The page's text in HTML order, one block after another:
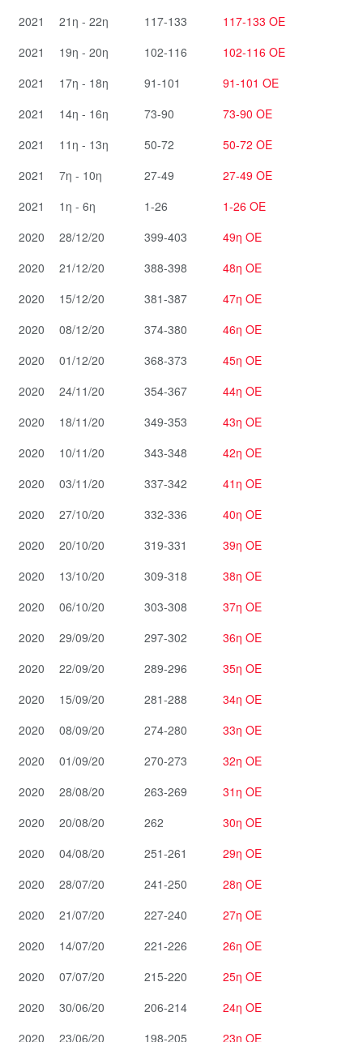
2021
21η - 22η 117-133
117-133 ΟΕ
2021
19η - 20η 102-116
102-116 ΟΕ
2021
17η - 18η 91-101
91-101 ΟΕ
2021
14η - 16η 73-90
73-90 ΟΕ
2021
11η - 13η 50-72
50-72 ΟΕ
2021
7η - 10η 27-49
27-49 ΟΕ
2021
1η - 6η 1-26
1-26 ΟΕ
2020
28/12/20 399-403
49η ΟΕ
2020
21/12/20 388-398
48η ΟΕ
2020
15/12/20 381-387
47η ΟΕ
2020
08/12/20 374-380
46η ΟΕ
2020
01/12/20 368-373
45η ΟΕ
2020
24/11/20 354-367
44η ΟΕ
2020
18/11/20 349-353
43η ΟΕ
2020
10/11/20 343-348
42η ΟΕ
2020
03/11/20 337-342
41η ΟΕ
2020
27/10/20 332-336
40η ΟΕ
2020
20/10/20 319-331
39η ΟΕ
2020
13/10/20 309-318
38η ΟΕ
2020
06/10/20 303-308
37η ΟΕ
2020
29/09/20 297-302
36η ΟΕ
2020
22/09/20 289-296
35η ΟΕ
2020
15/09/20 281-288
34η ΟΕ
2020
08/09/20 274-280
33η ΟΕ
2020
01/09/20 270-273
32η ΟΕ
2020
28/08/20 263-269
31η ΟΕ
2020
20/08/20 262
30η ΟΕ
2020
04/08/20 251-261
29η ΟΕ
2020
28/07/20 241-250
28η ΟΕ
2020
21/07/20 227-240
27η ΟΕ
2020
14/07/20 221-226
26η ΟΕ
2020
07/07/20 215-220
25η ΟΕ
2020
30/06/20 206-214
24η ΟΕ
2020
23/06/20 198-205 23η ΟΕ